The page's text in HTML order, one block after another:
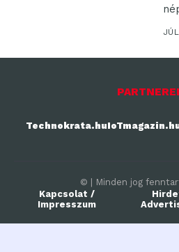
Technokrata.hu
© | Minden jog
Kapcsolat /
Impresszum